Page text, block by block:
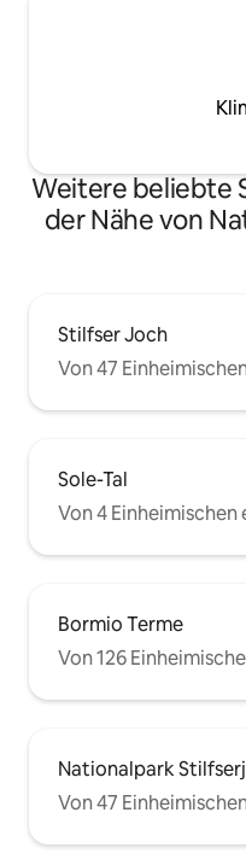
Weitere beliebte
der Nähe von
Stilfser Joch
Von 47
Sole-Tal
Von 4
Bormio Terme
Von 126
Nationalpark
Von 47